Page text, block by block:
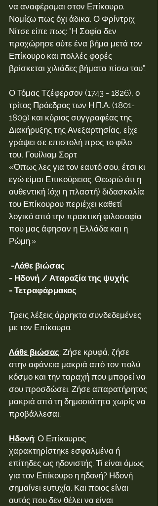
να αναφέρομαι στον Επίκουρο.
Νομίζω πως όχι άδικα. Ο Φρίντριχ
Νίτσε είπε πως: "Η Σοφία δεν
προχώρησε ούτε ένα βήμα μετά τον
Επίκουρο και πολλές φορές
βρίσκεται χιλιάδες βήματα πίσω του".
Ο Τόμας Τζέφερσον (1743 - 1826), ο
τρίτος Πρόεδρος των Η.Π.Α. (1801-
1809) και κύριος συγγραφέας της
Διακήρυξης της Ανεξαρτησίας, είχε
γράψει σε επιστολή προς το φίλο
του, Γουίλιαμ Σορτ
«Όπως λες για τον εαυτό σου, έτσι κι
εγώ είμαι Επικούρειος. Θεωρώ ότι η
αυθεντική (όχι η πλαστή) διδασκαλία
του Επίκουρου περιέχει καθετί
λογικό από την πρακτική φιλοσοφία
που μας άφησαν η Ελλάδα και η
Ρώμη.»
-Λάθε βιώσας
- Ηδονή / Αταραξία της ψυχής
- Τετραφάρμακος
Τρεις λέξεις άρρηκτα συνδεδεμένες
με τον Επίκουρο.
Λάθε βιώσας: Ζήσε κρυφά, ζήσε
στην αφάνεια μακριά από τον πολύ
κόσμο και την ταραχή που μπορεί να
σου προσδώσει. Ζήσε απαρατήρητος
μακριά από τη δημοσιότητα χωρίς να
προβάλλεσαι.
Ηδονή: Ο Επίκουρος
χαρακτηρίστηκε εσφαλμένα ή
επίτηδες ως ηδονιστής. Τί είναι όμως
για τον Επίκουρο η ηδονή? Ηδονή
σημαίνει ευτυχία. Και ποιος είναι
αυτός που δεν θέλει να είναι